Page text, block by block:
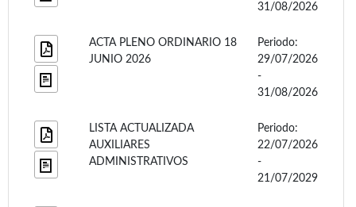
31/08/2026
ACTA PLENO ORDINARIO 18
JUNIO 2026
Periodo:
29/07/2026
-
31/08/2026
LISTA ACTUALIZADA
AUXILIARES
ADMINISTRATIVOS
Periodo:
22/07/2026
-
21/07/2029